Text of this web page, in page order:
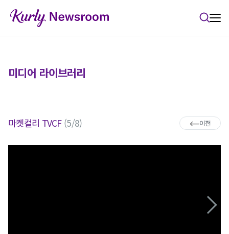
미디어 라이브러리
마켓컬리 TVCF (5/8) 이전